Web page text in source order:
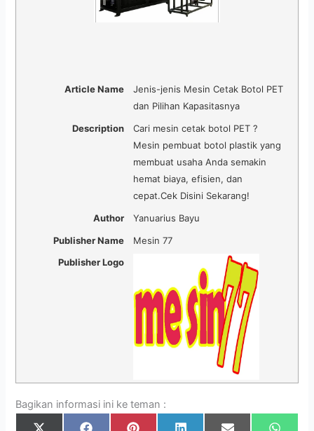
Article Name
Jenis-jenis Mesin Cetak Botol PET
dan Pilihan Kapasitasnya
Description
Cari mesin cetak botol PET ?
Mesin pembuat botol plastik yang
membuat usaha Anda semakin
hemat biaya, efisien, dan
cepat.Cek Disini Sekarang!
Author
Yanuarius Bayu
Publisher Name
Mesin 77
Publisher Logo
Bagikan informasi ini ke teman :